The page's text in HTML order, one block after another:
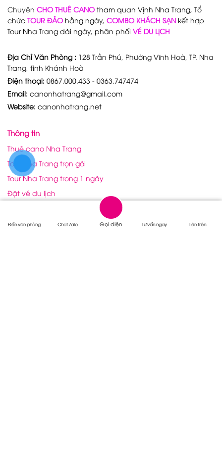
Chuyên CHO THUÊ CANO tham quan Vịnh Nha Trang, Tổ
chức TOUR ĐẢO hằng ngày, COMBO KHÁCH SẠN kết hợp
Tour Nha Trang dài ngày, phân phối VÉ DU LỊCH
Địa Chỉ Văn Phòng : 128 Trần Phú, Phường Vĩnh Hoà, TP. Nha
Trang, tỉnh Khánh Hoà
Điện thoại: 0867.000.433 - 0363.747474
Email: canonhatrang@gmail.com
Website: canonhatrang.net
Thông tin
Thuê cano Nha Trang
Tour Nha Trang trọn gói
Tour Nha Trang trong 1 ngày
Đặt vé du lịch
Chứng nhận
Đến văn phòng Chat Zalo Gọi điện Tư vấn ngay Lên trên